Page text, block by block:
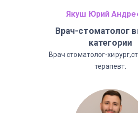
Якуш Юрий
Врач-стоматолог
категории
Врач стоматолог-
терапевт.